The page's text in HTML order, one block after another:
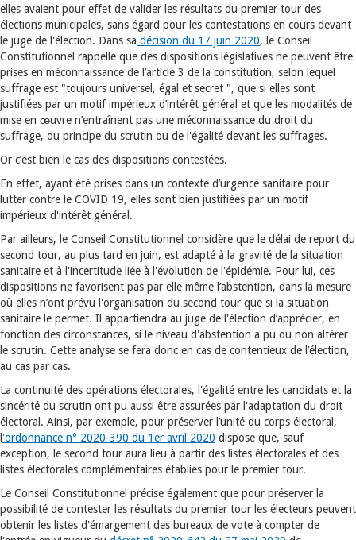
elles avaient pour effet de valider les résultats du premier tour des
élections municipales, sans égard pour les contestations en cours devant
le juge de l'élection. Dans sa décision du 17 juin 2020, le Conseil
Constitutionnel rappelle que des dispositions législatives ne peuvent être
prises en méconnaissance de l’article 3 de la constitution, selon lequel
suffrage est "toujours universel, égal et secret ", que si elles sont
justifiées par un motif impérieux d’intérêt général et que les modalités de
mise en œuvre n’entraînent pas une méconnaissance du droit du
suffrage, du principe du scrutin ou de l'égalité devant les suffrages.
Or c’est bien le cas des dispositions contestées.
En effet, ayant été prises dans un contexte d’urgence sanitaire pour
lutter contre le COVID 19, elles sont bien justifiées par un motif
impérieux d'intérêt général.
Par ailleurs, le Conseil Constitutionnel considère que le délai de report du
second tour, au plus tard en juin, est adapté à la gravité de la situation
sanitaire et à l'incertitude liée à l'évolution de l'épidémie. Pour lui, ces
dispositions ne favorisent pas par elle même l’abstention, dans la mesure
où elles n’ont prévu l'organisation du second tour que si la situation
sanitaire le permet. Il appartiendra au juge de l'élection d’apprécier, en
fonction des circonstances, si le niveau d'abstention a pu ou non altérer
le scrutin. Cette analyse se fera donc en cas de contentieux de l’élection,
au cas par cas.
La continuité des opérations électorales, l'égalité entre les candidats et la
sincérité du scrutin ont pu aussi être assurées par l'adaptation du droit
électoral. Ainsi, par exemple, pour préserver l’unité du corps électoral,
'ordonnance n° 2020-390 du 1er avril 2020 dispose que, sauf
exception, le second tour aura lieu à partir des listes électorales et des
listes électorales complémentaires établies pour le premier tour.
Le Conseil Constitutionnel précise également que pour préserver la
possibilité de contester les résultats du premier tour les électeurs peuvent
obtenir les listes d'émargement des bureaux de vote à compter de